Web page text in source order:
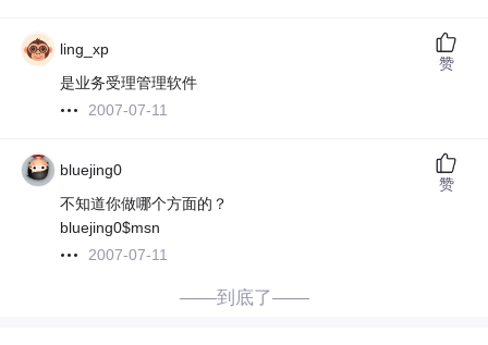
ling_xp
是业务受理管理软件
2007-07-11
赞
bluejing0
不知道你做哪个方面的？
bluejing0$msn
2007-07-11
赞
——到底了——